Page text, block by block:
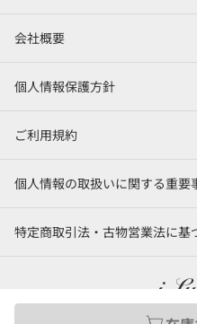
会社概要
個人情報保護方針
ご利用規約
個人情報の取扱いに関する重要
特定商取引法・古物営業法に基